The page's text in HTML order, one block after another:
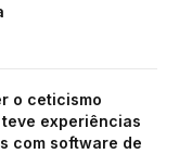
o ceticismo
experiências
com software de